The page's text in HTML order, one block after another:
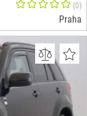
(0)
Praha